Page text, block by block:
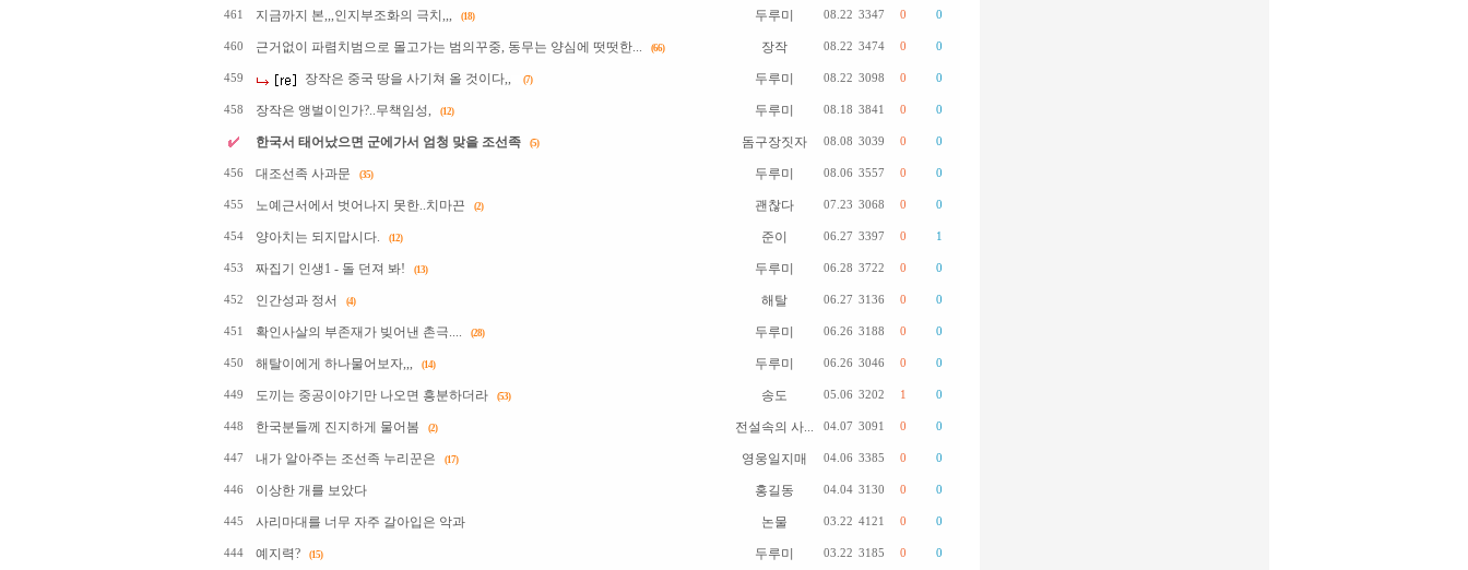
461 지금까지 본,,,인지부조화의 극치,,, (18) 두루미 08.22 3347 0 0
460 근거없이 파렴치범으로 몰고가는 범의꾸중, 동무는 양심에 떳떳한... (66) 장작 08.22 3474 0 0
459 장작은 중국 땅을 사기쳐 올 것이다,, (7) 두루미 08.22 3098 0 0
458 장작은 앵벌이인가?..무책임성, (12) 두루미 08.18 3841 0 0
한국서 태어났으면 군에가서 엄청 맞을 조선족 (5) 돔구장짓자 08.08 3039 0 0
456 대조선족 사과문 (35) 두루미 08.06 3557 0 0
455 노예근서에서 벗어나지 못한..치마끈 (2) 괜찮다 07.23 3068 0 0
454 양아치는 되지맙시다. (12) 준이 06.27 3397 0 1
453 짜집기 인생1 - 돌 던져 봐! (13) 두루미 06.28 3722 0 0
452 인간성과 정서 (4) 해탈 06.27 3136 0 0
451 확인사살의 부존재가 빚어낸 촌극.... (28) 두루미 06.26 3188 0 0
450 해탈이에게 하나물어보자,,, (14) 두루미 06.26 3046 0 0
449 도끼는 중공이야기만 나오면 흥분하더라 (53) 송도 05.06 3202 1 0
448 한국분들께 진지하게 물어봄 (2) 전설속의 사... 04.07 3091 0 0
447 내가 알아주는 조선족 누리꾼은 (17) 영웅일지매 04.06 3385 0 0
446 이상한 개를 보았다 홍길동 04.04 3130 0 0
445 사리마대를 너무 자주 갈아입은 악과 논물 03.22 4121 0 0
444 예지력? (15) 두루미 03.22 3185 0 0